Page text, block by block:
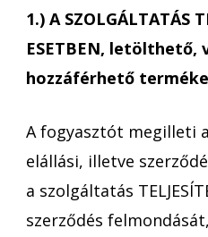
1.) A SZOLGÁLTATÁS
ESETBEN, letölthető,
hozzáférhető
A fogyasztót megilleti
elállási, illetve
a szolgáltatás
szerződés